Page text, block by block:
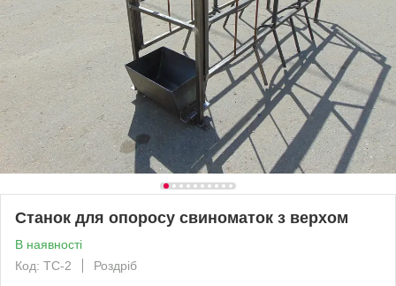
Станок для опоросу свиноматок з верхом
В наявності
Код: ТС-2
Роздріб